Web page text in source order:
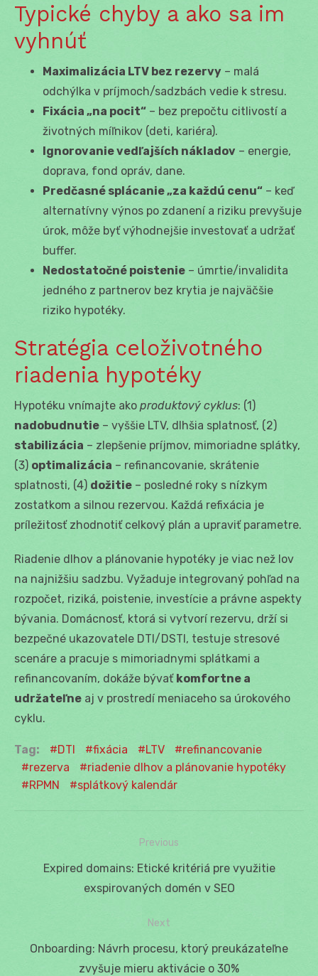
Typické chyby a ako sa im
vyhnúť
Maximalizácia LTV bez rezervy – malá
odchýlka v príjmoch/sadzbách vedie k stresu.
Fixácia „na pocit“ – bez prepočtu citlivostí a
životných míľnikov (deti, kariéra).
Ignorovanie vedľajších nákladov – energie,
doprava, fond opráv, dane.
Predčasné splácanie „za každú cenu“ – keď
alternatívny výnos po zdanení a riziku prevyšuje
úrok, môže byť výhodnejšie investovať a udržať
buffer.
Nedostatočné poistenie – úmrtie/invalidita
jedného z partnerov bez krytia je najväčšie
riziko hypotéky.
Stratégia celoživotného
riadenia hypotéky
Hypotéku vnímajte ako produktový cyklus: (1)
nadobudnutie – vyššie LTV, dlhšia splatnosť, (2)
stabilizácia – zlepšenie príjmov, mimoriadne splátky,
(3) optimalizácia – refinancovanie, skrátenie
splatnosti, (4) dožitie – posledné roky s nízkym
zostatkom a silnou rezervou. Každá refixácia je
príležitosť zhodnotiť celkový plán a upraviť parametre.
Riadenie dlhov a plánovanie hypotéky je viac než lov
na najnižšiu sadzbu. Vyžaduje integrovaný pohľad na
rozpočet, riziká, poistenie, investície a právne aspekty
bývania. Domácnosť, ktorá si vytvorí rezervu, drží si
bezpečné ukazovatele DTI/DSTI, testuje stresové
scenáre a pracuje s mimoriadnymi splátkami a
refinancovaním, dokáže bývať komfortne a
udržateľne aj v prostredí meniaceho sa úrokového
cyklu.
Tag: DTI fixácia LTV
refinancovanie
rezerva
riadenie dlhov a plánovanie hypotéky
RPMN
splátkový kalendár
Navigácia
Previous
Previous
Expired domains: Etické kritériá pre využitie
exspirovaných domén v SEO
Next
Next
Onboarding: Návrh procesu, ktorý preukázateľne
zvyšuje mieru aktivácie o 30%